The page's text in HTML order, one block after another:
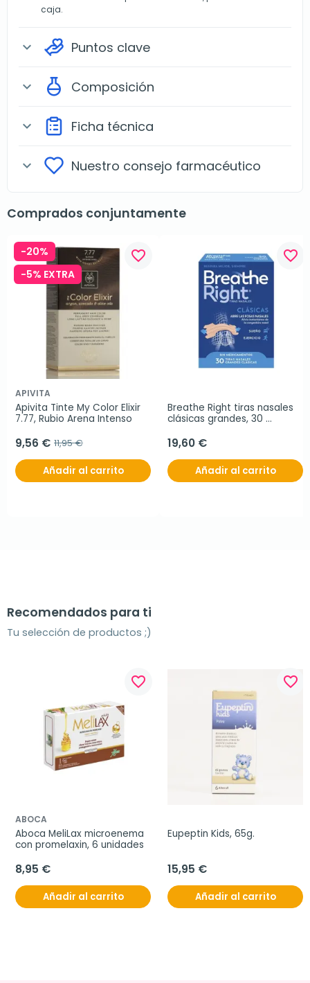
caja.
expand_more Puntos clave
expand_more Composición
expand_more Ficha técnica
expand_more Nuestro consejo farmacéutico
Comprados conjuntamente
-20%
-5% EXTRA
favorite_border
APIVITA
Apivita Tinte My Color Elixir
7.77, Rubio Arena Intenso
9,56 € 11,95 €
Añadir al carrito
favorite_border
Breathe Right tiras nasales
clásicas grandes, 30
19,60 €
Añadir al carrito
Recomendados para ti
Tu selección de productos ;)
favorite_border
ABOCA
Aboca MeliLax microenema
con promelaxin, 6 unidades
8,95 €
Añadir al carrito
favorite_border
Eupeptin Kids, 65g.
15,95 €
Añadir al carrito